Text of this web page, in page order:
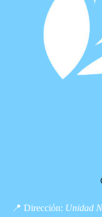
📍 Dirección: Unidad